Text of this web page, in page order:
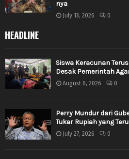
nya
July 13, 2026 0
HEADLINE
Siswa Keracunan
Desak Pemerintah
August 6, 2026 0
Perry Mundur dari
Tukar Rupiah yang
July 27, 2026 0